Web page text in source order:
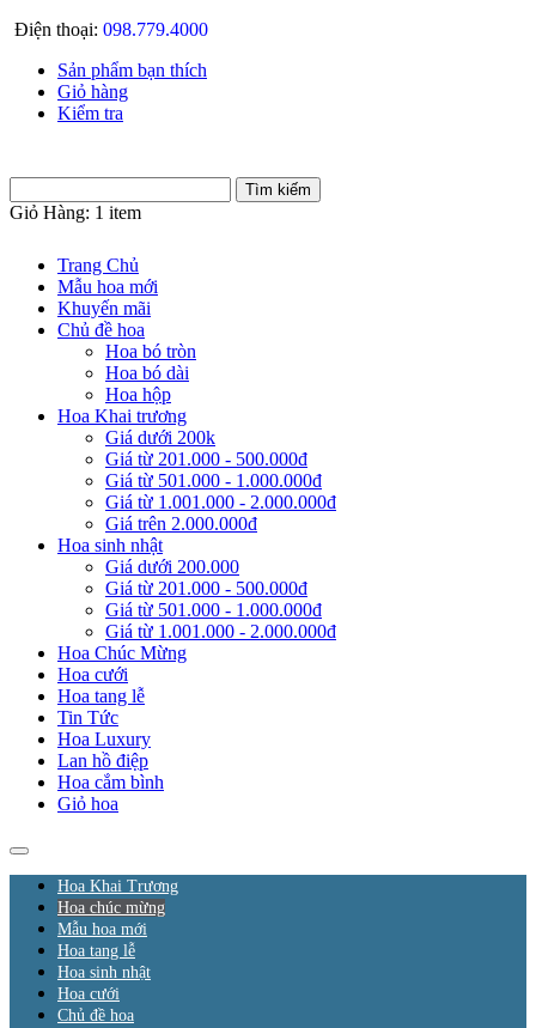
Điện thoại: 098.779.4000
Sản phẩm bạn thích
Giỏ hàng
Kiểm tra
Giỏ Hàng: 1 item
Trang Chủ
Mẫu hoa mới
Khuyến mãi
Chủ đề hoa
Hoa bó tròn
Hoa bó dài
Hoa hộp
Hoa Khai trương
Giá dưới 200k
Giá từ 201.000 - 500.000đ
Giá từ 501.000 - 1.000.000đ
Giá từ 1.001.000 - 2.000.000đ
Giá trên 2.000.000đ
Hoa sinh nhật
Giá dưới 200.000
Giá từ 201.000 - 500.000đ
Giá từ 501.000 - 1.000.000đ
Giá từ 1.001.000 - 2.000.000đ
Hoa Chúc Mừng
Hoa cưới
Hoa tang lễ
Tin Tức
Hoa Luxury
Lan hồ điệp
Hoa cắm bình
Giỏ hoa
Hoa Khai Trương
Hoa chúc mừng
Mẫu hoa mới
Hoa tang lễ
Hoa sinh nhật
Hoa cưới
Chủ đề hoa